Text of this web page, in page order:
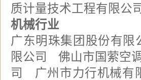
质计量技术工程有限公
机械行业
广东明珠集团股份有
限公司 佛山市国萦空
司 广州市力行机械有